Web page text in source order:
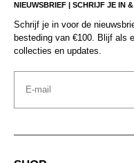
NIEUWSBRIEF | SCHRIJF JE IN
Schrijf je in voor de
besteding van €100. Blijf als
collecties en updates.
Email